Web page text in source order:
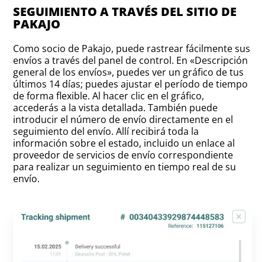
SEGUIMIENTO A TRAVÉS DEL SITIO DE
PAKAJO
Como socio de Pakajo, puede rastrear fácilmente sus
envíos a través del panel de control. En «Descripción
general de los envíos», puedes ver un gráfico de tus
últimos 14 días; puedes ajustar el período de tiempo
de forma flexible. Al hacer clic en el gráfico,
accederás a la vista detallada. También puede
introducir el número de envío directamente en el
seguimiento del envío. Allí recibirá toda la
información sobre el estado, incluido un enlace al
proveedor de servicios de envío correspondiente
para realizar un seguimiento en tiempo real de su
envío.